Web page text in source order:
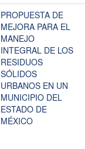
PROPUESTA DE
MEJORA PARA EL
MANEJO
INTEGRAL DE LOS
RESIDUOS
SÓLIDOS
URBANOS EN UN
MUNICIPIO DEL
ESTADO DE
MÉXICO